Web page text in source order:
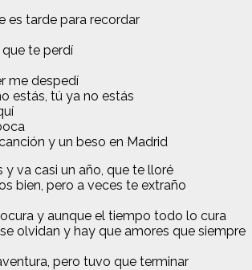
es tarde para recordar
te perdí
me despedí
estás, tú ya no estás
y un beso en Madrid
y va casi un año, que te lloré
bien, pero a veces te extraño
y aunque el tiempo todo lo cura
olvidan y hay que amores que siempre
pero tuvo que terminar